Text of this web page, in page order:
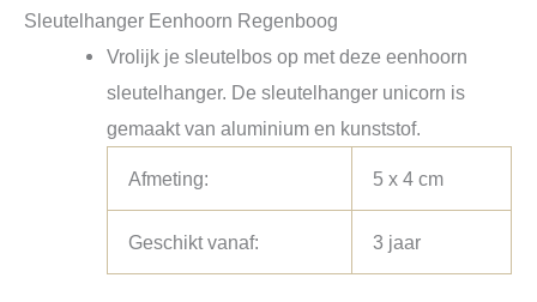
Sleutelhanger Eenhoorn Regenboog
Vrolijk je sleutelbos op met deze eenhoorn
sleutelhanger. De sleutelhanger unicorn is
gemaakt van aluminium en kunststof.
Afmeting: 5 x 4 cm
Geschikt vanaf: 3 jaar